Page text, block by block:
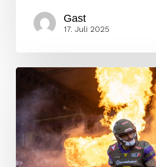
Gast
17. Juli 2025
Vienna
Vikings
gewinnen
knappes
Spitzenspiel
gegen